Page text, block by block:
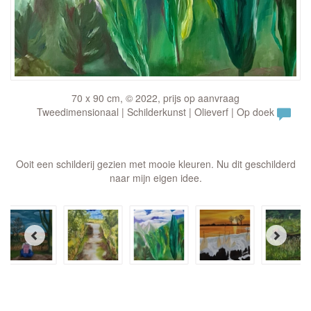
70 x 90 cm, © 2022, prijs op aanvraag
Tweedimensionaal | Schilderkunst | Olieverf | Op doek
Ooit een schilderij gezien met mooie kleuren. Nu dit geschilderd
naar mijn eigen idee.